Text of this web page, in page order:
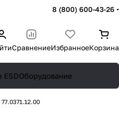
8 (800) 600-43-26
СравнениеИзбранноеКорзина
ESDОборудование